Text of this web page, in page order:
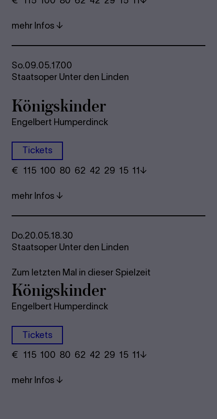
mehr Infos
So.09.05.17.00
Staatsoper Unter den Linden
Königskinder
Engelbert Humperdinck
Tickets
€ ​ 115 100 80​ 62 42 29​ 15 11
mehr Infos
Do.20.05.18.30
Staatsoper Unter den Linden
Zum letzten Mal in dieser Spielzeit
Königskinder
Engelbert Humperdinck
Tickets
€ ​ 115 100 80​ 62 42 29​ 15 11
mehr Infos